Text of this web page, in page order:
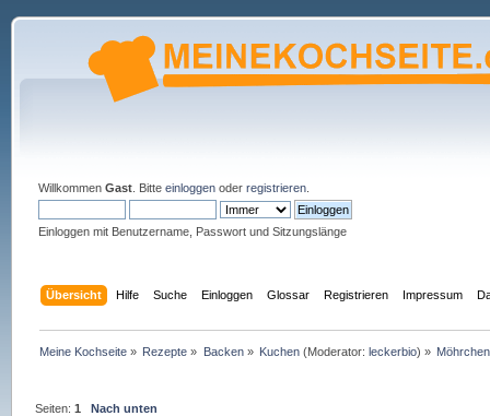
Willkommen Gast. Bitte einloggenoder registrieren.
Einloggen mit Benutzername, Passwort und Sitzungslänge
Übersicht Hilfe Suche Einloggen Glossar Registrieren Impressum
Meine Kochseite » Rezepte » Backen» Kuchen (Moderator:leckerbio) »
Seiten:1 Nach unten